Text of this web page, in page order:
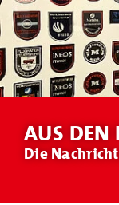
AUS DEN
Die